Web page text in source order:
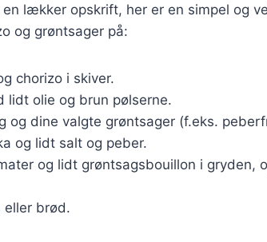
lækker opskrift, her er en simpel og
og grøntsager på:
chorizo i skiver.
lidt olie og brun pølserne.
og dine valgte grøntsager (f.eks.
og lidt salt og peber.
og lidt grøntsagsbouillon i gryden,
eller brød.